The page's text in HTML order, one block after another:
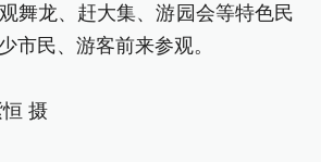
舞龙、赶大集、游园会等特色民
市民、游客前来参观。
摄